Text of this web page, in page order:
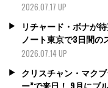
2026.07.17 UP
リチャード・ボナが
ノート東京で3日間の
2026.07.14 UP
クリスチャン・マク
ー”で来日！ 9月にブ